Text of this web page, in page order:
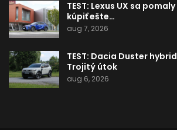
TEST: Lexus UX sa
kúpiť ešte…
aug 7, 2026
TEST: Dacia Duster
Trojitý útok
aug 6, 2026